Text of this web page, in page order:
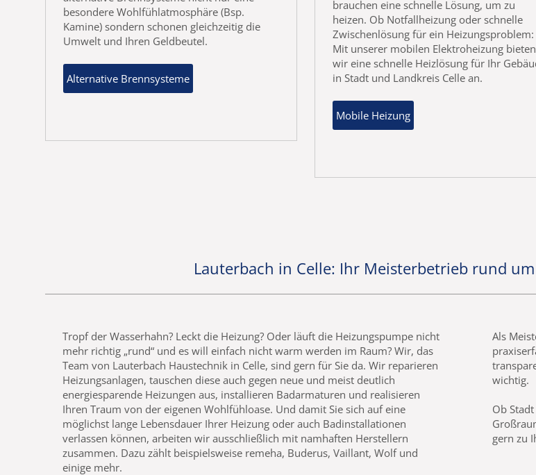
besondere Wohlfühlatmosphäre (Bsp.
Kamine) sondern schonen gleichzeitig die
Umwelt und Ihren Geldbeutel.
Alternative Brennsysteme
brauchen eine schnelle Lösung, um zu
heizen. Ob Notfallheizung oder schnelle
Zwischenlösung für ein Heizungsproblem:
Mit unserer mobilen Elektroheizung bieten
wir eine schnelle Heizlösung für Ihr
in Stadt und Landkreis Celle an.
Mobile Heizung
Lauterbach in Celle: Ihr Meisterbetrieb rund
Tropf der Wasserhahn? Leckt die Heizung? Oder läuft die Heizungspumpe nicht
mehr richtig „rund“ und es will einfach nicht warm werden im Raum? Wir, das
Team von Lauterbach Haustechnik in Celle, sind gern für Sie da. Wir reparieren
Heizungsanlagen, tauschen diese auch gegen neue und meist deutlich
energiesparende Heizungen aus, installieren Badarmaturen und realisieren
Ihren Traum von der eigenen Wohlfühloase. Und damit Sie sich auf eine
möglichst lange Lebensdauer Ihrer Heizung oder auch Badinstallationen
verlassen können, arbeiten wir ausschließlich mit namhaften Herstellern
zusammen. Dazu zählt beispielsweise remeha, Buderus, Vaillant, Wolf und
einige mehr.
Als
wichtig.
Ob
gern zu